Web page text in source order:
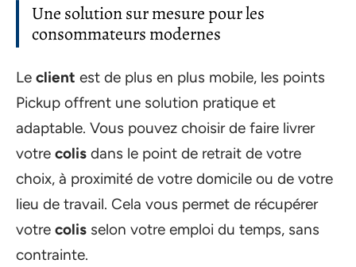
Une solution sur mesure pour les
consommateurs modernes
Le client est de plus en plus mobile, les points
Pickup offrent une solution pratique et
adaptable. Vous pouvez choisir de faire livrer
votre colis dans le point de retrait de votre
choix, à proximité de votre domicile ou de votre
lieu de travail. Cela vous permet de récupérer
votre colis selon votre emploi du temps, sans
contrainte.